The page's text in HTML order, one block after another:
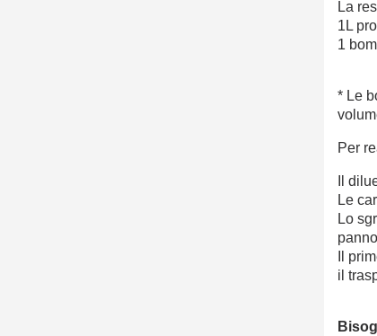
La
1L
1
* Le
Per
Il
Le
Lo
Il
il